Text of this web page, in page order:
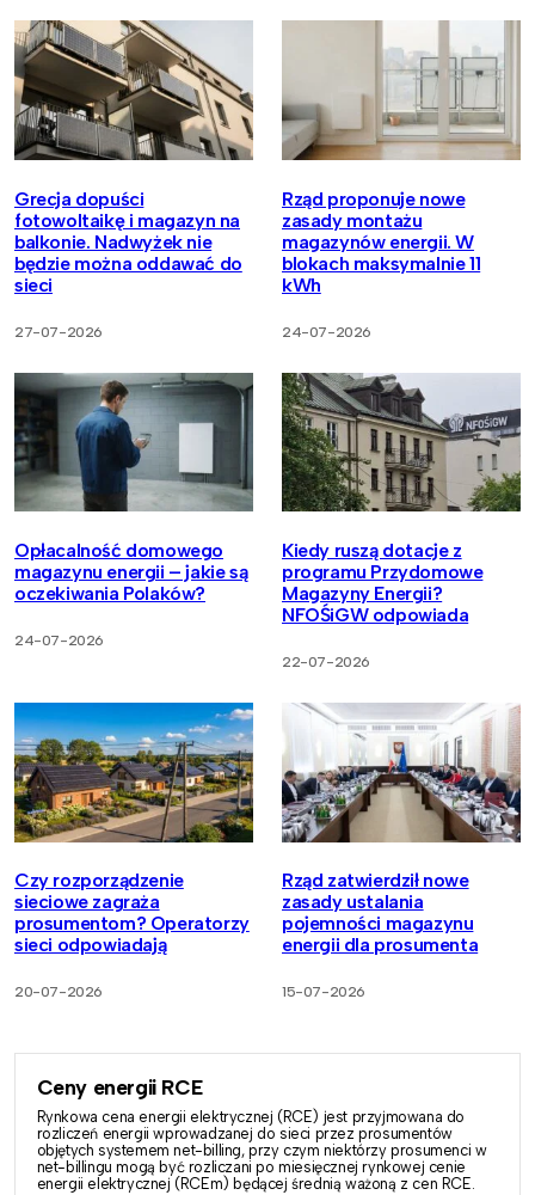
Grecja dopuści
fotowoltaikę i magazyn na
balkonie. Nadwyżek nie
będzie można oddawać do
sieci
27-07-2026
Rząd proponuje nowe
zasady montażu
magazynów energii. W
blokach maksymalnie 11
kWh
24-07-2026
Opłacalność domowego
magazynu energii – jakie są
oczekiwania Polaków?
24-07-2026
Kiedy ruszą dotacje z
programu Przydomowe
Magazyny Energii?
NFOŚiGW odpowiada
22-07-2026
Czy rozporządzenie
sieciowe zagraża
prosumentom? Operatorzy
sieci odpowiadają
20-07-2026
Rząd zatwierdził nowe
zasady ustalania
pojemności magazynu
energii dla prosumenta
15-07-2026
Ceny energii RCE
Rynkowa cena energii elektrycznej (RCE) jest przyjmowana do
rozliczeń energii wprowadzanej do sieci przez prosumentów
objętych systemem net-billing, przy czym niektórzy prosumenci w
net-billingu mogą być rozliczani po miesięcznej rynkowej cenie
energii elektrycznej (RCEm) będącej średnią ważoną z cen RCE.